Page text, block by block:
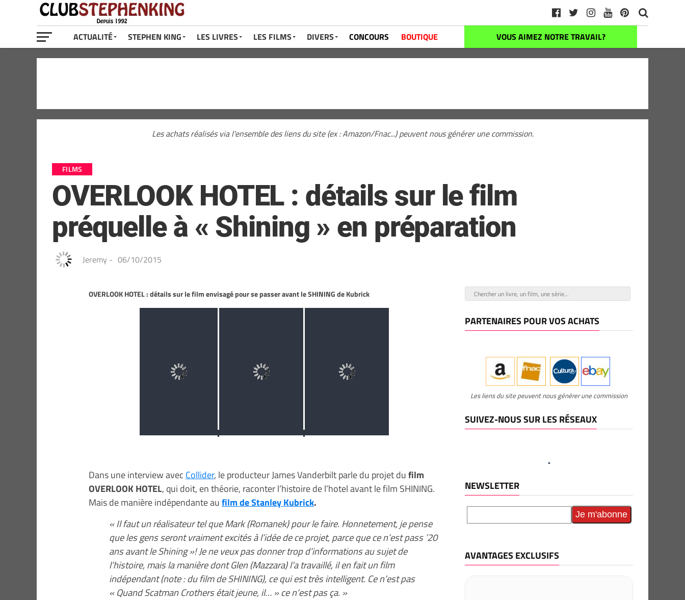
ACTUALITÉ STEPHEN KING LES LIVRES LES FILMS DIVERS CONCOURS BOUTIQUE VOUS AIMEZ NOTRE TRAVAIL?
Les achats réalisés via l'ensemble des liens du site (ex : Amazon/Fnac...) peuvent nous générer une commission.
FILMS
OVERLOOK HOTEL : détails sur le film
préquelle à « Shining » en préparation
Jeremy - 06/10/2015
OVERLOOK HOTEL : détails sur le film envisagé pour se passer avant le SHINING de Kubrick
Dans une interview avec Collider, le producteur James Vanderbilt parle du projet dufilm
OVERLOOK HOTEL, qui doit, en théorie, raconter l’histoire de l’hotel avant le film SHINING.
Mais de manière indépendante aufilm de Stanley Kubrick.
« Il faut un réalisateur tel que Mark (Romanek) pour le faire. Honnetement, je pense
que les gens seront vraiment excités à l’idée de ce projet, parce que ce n’est pass ’20
ans avant le Shining »! Je ne veux pas donner trop d’informations au sujet de
l’histoire, mais la manière dont Glen (Mazzara) l’a travaillé, il en fait un film
indépendant (note : du film de SHINING), ce qui est très intelligent. Ce n’est pas
« Quand Scatman Crothers était jeune, il… » ce n’est pas ça. »
PARTENAIRES POUR VOS ACHATS
Les liens du site peuvent nous générer une commission
SUIVEZ-NOUS SUR LES RÉSEAUX
NEWSLETTER
AVANTAGES EXCLUSIFS